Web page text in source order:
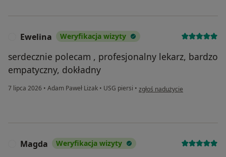
Ewelina Weryfikacja wizyty
serdecznie polecam , profesjonalny lekarz, bardzo
empatyczny, dokładny
7 lipca 2026 • Adam Paweł Lizak • USG piersi • w opinii użytkownika Ewelina
zgłoś nadużycie
Magda Weryfikacja wizyty